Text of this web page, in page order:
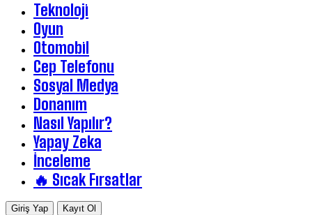
Teknoloji
Oyun
Otomobil
Cep Telefonu
Sosyal Medya
Donanım
Nasıl Yapılır?
Yapay Zeka
İnceleme
🔥 Sıcak Fırsatlar
Giriş Yap Kayıt Ol